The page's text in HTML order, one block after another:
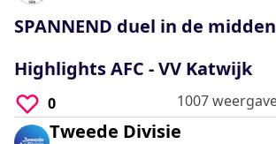
seconds
SPANNEND duel in de
Highlights AFC - VV Katwijk
0 1007
Tweede Divisie